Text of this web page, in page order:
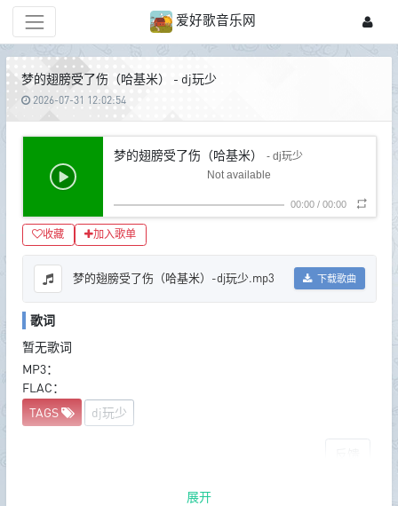
爱好歌音乐网
梦的翅膀受了伤（哈基米） - dj玩少
2026-07-31 12:02:54
梦的翅膀受了伤（哈基米）
- dj玩少
Not available
00:00/ 00:00
收藏 加入歌单
梦的翅膀受了伤（哈基米）-dj玩少.mp3 下载歌曲
歌词
暂无歌词
MP3：
FLAC：
TAGS
dj玩少
展开